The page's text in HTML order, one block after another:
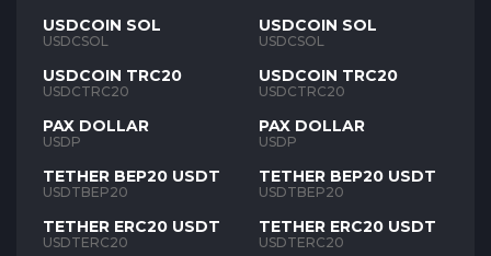
USDCOIN SOL
USDCSOL
USDCOIN TRC20
USDCTRC20
PAX DOLLAR
USDP
TETHER BEP20 USDT
USDTBEP20
TETHER ERC20 USDT
USDTERC20
USDCOIN SOL
USDCSOL
USDCOIN TRC20
USDCTRC20
PAX DOLLAR
USDP
TETHER BEP20 USDT
USDTBEP20
TETHER ERC20 USDT
USDTERC20